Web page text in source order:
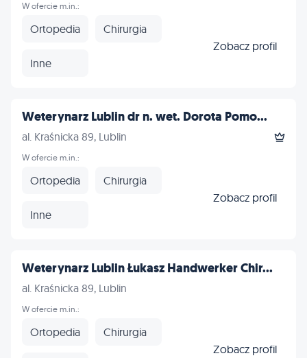
W ofercie m.in.:
Ortopedia Chirurgia
Inne
Zobacz profil
Weterynarz Lublin dr n. wet. Dorota Pomo...
al. Kraśnicka 89, Lublin
W ofercie m.in.:
Ortopedia Chirurgia
Inne
Zobacz profil
Weterynarz Lublin Łukasz Handwerker Chir...
al. Kraśnicka 89, Lublin
W ofercie m.in.:
Ortopedia Chirurgia
Zobacz profil